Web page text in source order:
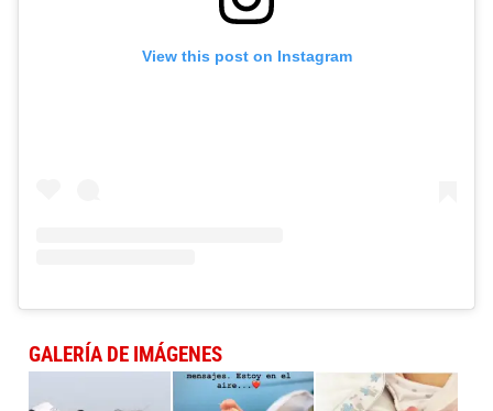
View this post on Instagram
GALERÍA DE IMÁGENES